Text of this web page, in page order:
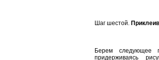
Шаг шестой.
Берем следующее
придерживаясь